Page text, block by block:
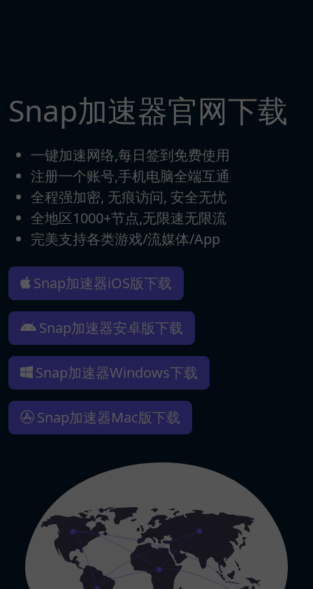
Snap加速器官网下载
一键加速网络,每日签到免费使用
注册一个账号,手机电脑全端互通
全程强加密, 无痕访问, 安全无忧
全地区1000+节点,无限速无限流
完美支持各类游戏/流媒体/App
Snap加速器iOS版下载
Snap加速器安卓版下载
Snap加速器Windows下载
Snap加速器Mac版下载